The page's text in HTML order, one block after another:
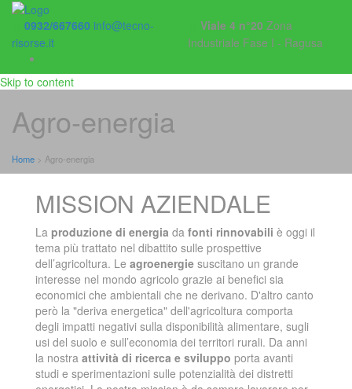
0932/667660 info@tecno-
risorse.it
Viale 4 n°20 Zona
Industriale Fase I - Ragusa
Skip to content
Agro-energia
Home > Agro-energia
MISSION AZIENDALE
La produzione di energia da fonti rinnovabili è oggi il
tema più trattato nel dibattito sulle prospettive
dell’agricoltura. Le agroenergie suscitano un grande
interesse nel mondo agricolo grazie ai benefici sia
economici che ambientali che ne derivano. D'altro canto
però la "deriva energetica" dell'agricoltura comporta
degli impatti negativi sulla disponibilità alimentare, sugli
usi del suolo e sull’economia dei territori rurali. Da anni
la nostra attività di ricerca e sviluppo porta avanti
studi e sperimentazioni sulle potenzialità dei distretti